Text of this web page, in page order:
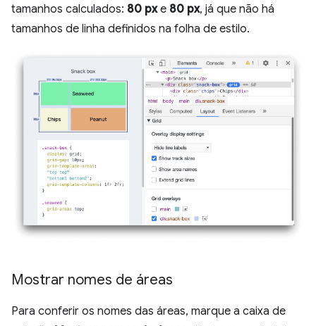
tamanhos calculados: 80 pxe 80 px, já que não há
tamanhos de linha definidos na folha de estilo.
Mostrar nomes de áreas
Para conferir os nomes das áreas, marque a caixa de